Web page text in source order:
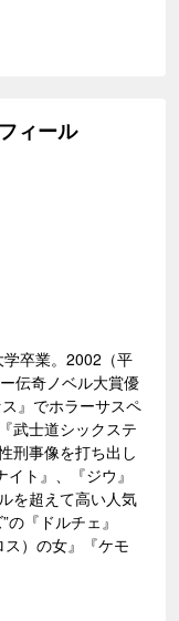
ィール
卒業。2002（平
伝奇ノベル大賞優
』でホラーサスペ
武士道シックステ
刑事像を打ち出し
ト』、『ジウ』
を超えて高い人気
『ドルチェ』
ス）の女』『ケモ